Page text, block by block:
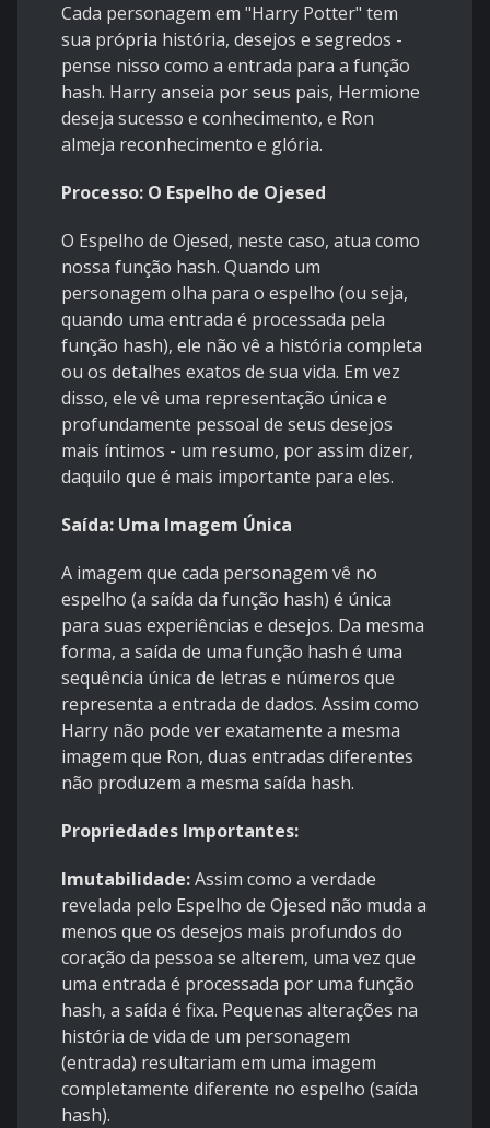
Cada personagem em "Harry Potter" tem
sua própria história, desejos e segredos -
pense nisso como a entrada para a função
hash. Harry anseia por seus pais, Hermione
deseja sucesso e conhecimento, e Ron
almeja reconhecimento e glória.
Processo: O Espelho de Ojesed
O Espelho de Ojesed, neste caso, atua como
nossa função hash. Quando um
personagem olha para o espelho (ou seja,
quando uma entrada é processada pela
função hash), ele não vê a história completa
ou os detalhes exatos de sua vida. Em vez
disso, ele vê uma representação única e
profundamente pessoal de seus desejos
mais íntimos - um resumo, por assim dizer,
daquilo que é mais importante para eles.
Saída: Uma Imagem Única
A imagem que cada personagem vê no
espelho (a saída da função hash) é única
para suas experiências e desejos. Da mesma
forma, a saída de uma função hash é uma
sequência única de letras e números que
representa a entrada de dados. Assim como
Harry não pode ver exatamente a mesma
imagem que Ron, duas entradas diferentes
não produzem a mesma saída hash.
Propriedades Importantes:
Imutabilidade:Assim como a verdade
revelada pelo Espelho de Ojesed não muda a
menos que os desejos mais profundos do
coração da pessoa se alterem, uma vez que
uma entrada é processada por uma função
hash, a saída é fixa. Pequenas alterações na
história de vida de um personagem
(entrada) resultariam em uma imagem
completamente diferente no espelho (saída
hash).